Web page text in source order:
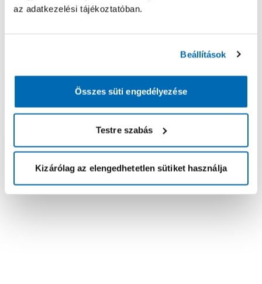
az adatkezelési tájékoztatóban.
Beállítások
Összes süti engedélyezése
Testre szabás
Kizárólag az elengedhetetlen sütiket használja